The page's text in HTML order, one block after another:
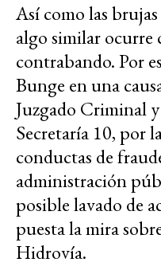
Así como las
algo similar ocurre
contrabando. Por
Bunge en una
Juzgado Criminal
Secretaría 10, por
conductas de
administración
posible lavado de
puesta la mira
Hidrovía.